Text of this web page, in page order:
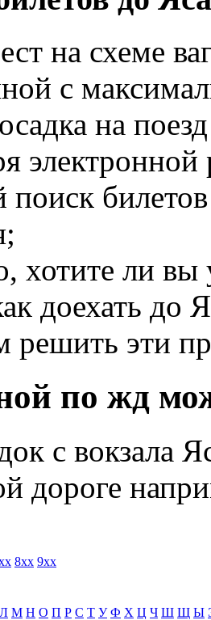
на схеме
с
на
хотите ли вы
доехать
решить эти
по жд
с вокзала
дороге
8xx 9xx
Л М Н О П Р С Т У Ф Х Ц Ч Ш Щ Ы